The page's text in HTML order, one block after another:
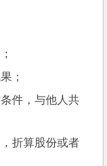
；
件，与他人共
折算股份或者